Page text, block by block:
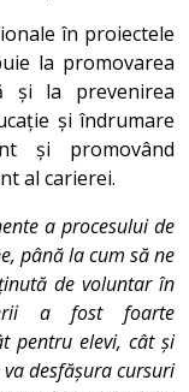
în proiectele
la promovarea
și la prevenirea
și îndrumare
și promovând
al carierei.
a procesului de
până la cum să ne
de voluntar în
a fost foarte
pentru elevi, cât și
desfășura cursuri